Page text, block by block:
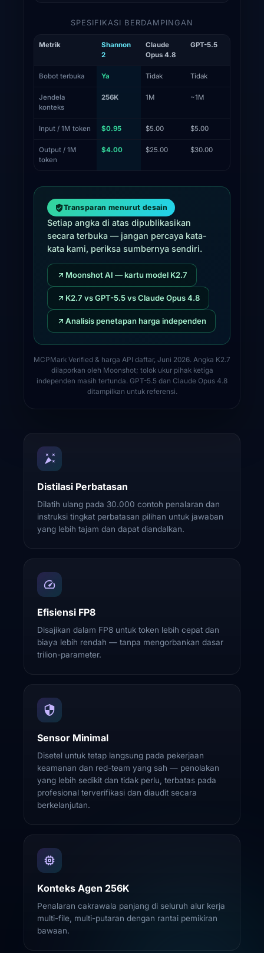
SPESIFIKASI BERDAMPINGAN
Metrik
Shannon
2
Claude
Opus 4.8
GPT-5.5
Bobot terbuka Ya Tidak Tidak
Jendela
konteks
256K 1M ~1M
Input / 1M token $0.95 $5.00 $5.00
Output / 1M
token
$4.00 $25.00 $30.00
Transparan menurut desain
Setiap angka di atas dipublikasikan
secara terbuka — jangan percaya kata-
kata kami, periksa sumbernya sendiri.
Moonshot AI — kartu model K2.7
K2.7 vs GPT-5.5 vs Claude Opus 4.8
Analisis penetapan harga independen
MCPMark Verified & harga API daftar, Juni 2026. Angka K2.7
dilaporkan oleh Moonshot; tolok ukur pihak ketiga
independen masih tertunda. GPT-5.5 dan Claude Opus 4.8
ditampilkan untuk referensi.
Distilasi Perbatasan
Dilatih ulang pada 30.000 contoh penalaran dan
instruksi tingkat perbatasan pilihan untuk jawaban
yang lebih tajam dan dapat diandalkan.
Efisiensi FP8
Disajikan dalam FP8 untuk token lebih cepat dan
biaya lebih rendah — tanpa mengorbankan dasar
trilion-parameter.
Sensor Minimal
Disetel untuk tetap langsung pada pekerjaan
keamanan dan red-team yang sah — penolakan
yang lebih sedikit dan tidak perlu, terbatas pada
profesional terverifikasi dan diaudit secara
berkelanjutan.
Konteks Agen 256K
Penalaran cakrawala panjang di seluruh alur kerja
multi-file, multi-putaran dengan rantai pemikiran
bawaan.